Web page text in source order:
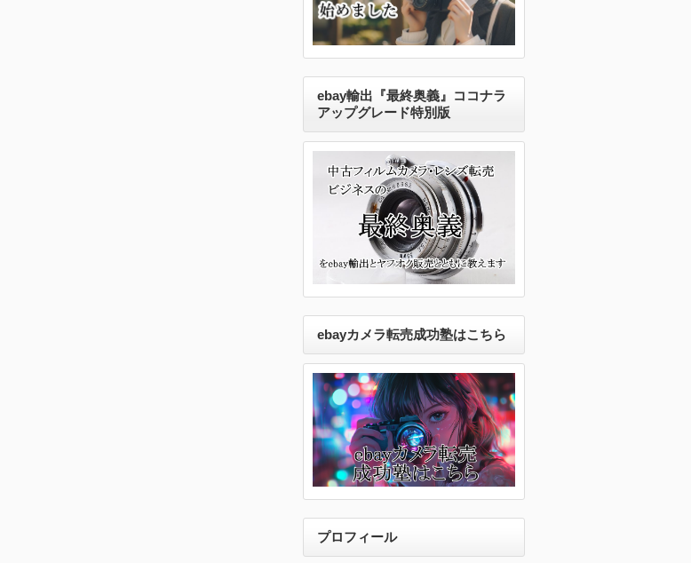
ebay輸出『最終奥義』ココナラ
アップグレード特別版
ebayカメラ転売成功塾はこちら
プロフィール